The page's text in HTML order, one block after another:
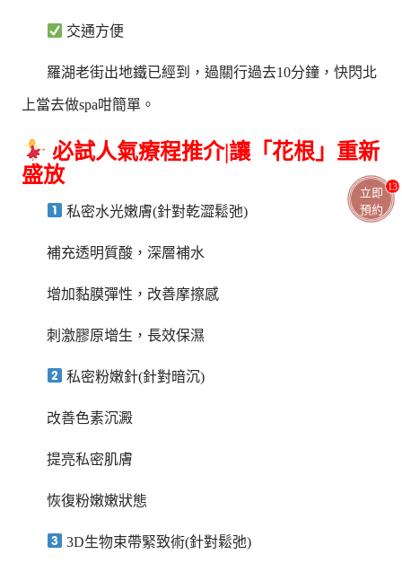
交通方便
羅湖老街出地鐵已經到，過關行過去10分鐘，快閃北
上當去做spa咁簡單。
必試人氣療程推介|讓「花根」重新
盛放
私密水光嫩膚(針對乾澀鬆弛)
補充透明質酸，深層補水
增加黏膜彈性，改善摩擦感
刺激膠原增生，長效保濕
私密粉嫩針(針對暗沉)
改善色素沉澱
提亮私密肌膚
恢復粉嫩嫩狀態
3D生物束帶緊致術(針對鬆弛)
立即
預約
13